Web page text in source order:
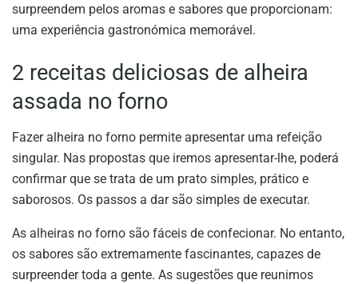
surpreendem pelos aromas e sabores que proporcionam:
uma experiência gastronómica memorável.
2 receitas deliciosas de alheira
assada no forno
Fazer alheira no forno permite apresentar uma refeição
singular. Nas propostas que iremos apresentar-lhe, poderá
confirmar que se trata de um prato simples, prático e
saborosos. Os passos a dar são simples de executar.
As alheiras no forno são fáceis de confecionar. No entanto,
os sabores são extremamente fascinantes, capazes de
surpreender toda a gente. As sugestões que reunimos